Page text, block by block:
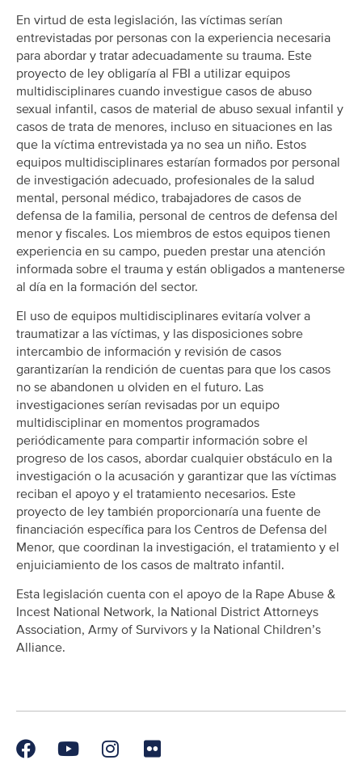
En virtud de esta legislación, las víctimas serían
entrevistadas por personas con la experiencia necesaria
para abordar y tratar adecuadamente su trauma. Este
proyecto de ley obligaría al FBI a utilizar equipos
multidisciplinares cuando investigue casos de abuso
sexual infantil, casos de material de abuso sexual infantil y
casos de trata de menores, incluso en situaciones en las
que la víctima entrevistada ya no sea un niño. Estos
equipos multidisciplinares estarían formados por personal
de investigación adecuado, profesionales de la salud
mental, personal médico, trabajadores de casos de
defensa de la familia, personal de centros de defensa del
menor y fiscales. Los miembros de estos equipos tienen
experiencia en su campo, pueden prestar una atención
informada sobre el trauma y están obligados a mantenerse
al día en la formación del sector.
El uso de equipos multidisciplinares evitaría volver a
traumatizar a las víctimas, y las disposiciones sobre
intercambio de información y revisión de casos
garantizarían la rendición de cuentas para que los casos
no se abandonen u olviden en el futuro. Las
investigaciones serían revisadas por un equipo
multidisciplinar en momentos programados
periódicamente para compartir información sobre el
progreso de los casos, abordar cualquier obstáculo en la
investigación o la acusación y garantizar que las víctimas
reciban el apoyo y el tratamiento necesarios. Este
proyecto de ley también proporcionaría una fuente de
financiación específica para los Centros de Defensa del
Menor, que coordinan la investigación, el tratamiento y el
enjuiciamiento de los casos de maltrato infantil.
Esta legislación cuenta con el apoyo de la Rape Abuse &
Incest National Network, la National District Attorneys
Association, Army of Survivors y la National Children’s
Alliance.